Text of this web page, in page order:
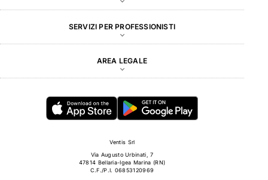
SERVIZI PER PROFESSIONISTI
AREA LEGALE
Ventis Srl
Via Augusto Urbinati, 7
47814 Bellaria-Igea Marina (RN)
C.F./P.I. 06853120969